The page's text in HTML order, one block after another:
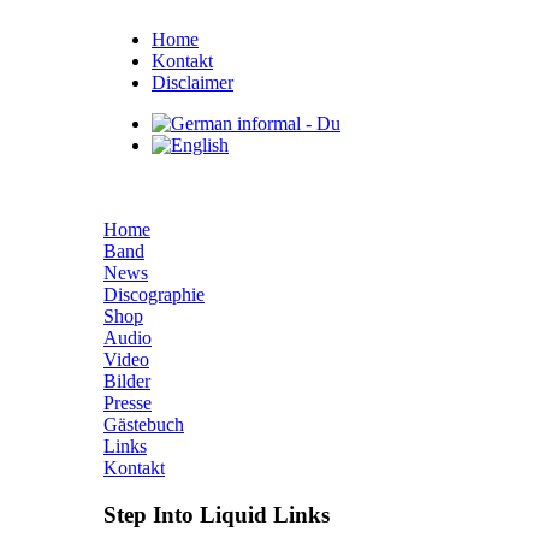
Home
Kontakt
Disclaimer
Home
Band
News
Discographie
Shop
Audio
Video
Bilder
Presse
Gästebuch
Links
Kontakt
Step Into Liquid Links